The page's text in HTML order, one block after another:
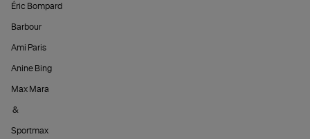
Éric Bompard
Barbour
Ami Paris
Anine Bing
Max Mara
&
Sportmax